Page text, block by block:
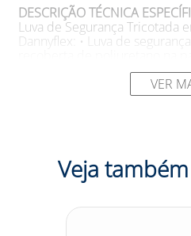
DESCRIÇÃO TÉCNICA
Luva de Segurança Tricotada
Dannyflex: • Luva de
• Alta destreza para
molhadas; • O banho em PU
risco de contaminação no
Tricotada em Nylon Com PU
para: Montagem, manuseio de
para proteção das mãos do
abrasivos, escoriantes,
VER
Veja também